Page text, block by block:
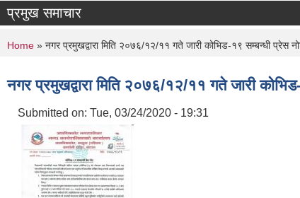
प्रमुख समाचार
You are here
Home » नगर प्रमुखद्वारा मिति २०७६/१२/११ गते जारी कोभिड-१९ सम्बन्धी प्रेस
नगर प्रमुखद्वारा मिति २०७६/१२/११ गते जारी
Submitted on: Tue, 03/24/2020 - 19:31